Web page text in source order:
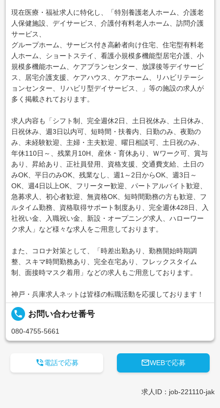
現在医療・福祉求人に特化し、「特別養護老人ホーム、介護老
人保健施設、デイサービス、介護付有料老人ホーム、訪問介護
サービス、
グループホーム、サービス付き高齢者向け住宅、住宅型有料老
人ホーム、ショートステイ、看護小規模多機能型居宅介護、小
規模多機能ホーム、ケアプランセンター、放課後等デイサービ
ス、居宅介護支援、ケアハウス、ケアホーム、リハビリテーシ
ョンセンター、リハビリ型デイサービス、」等の施設の求人が
多く掲載されております。
求人内容も「シフト制、完全週休2日、土日祝休み、土日休み、
日祝休み、週3日以内可、短時間・扶養内、日勤のみ、夜勤の
み、未経験歓迎、主婦・主夫歓迎、曜日相談可、土日祝のみ、
年休110日～、残業月10H、産休・育休あり、Ｗワーク可、賞与
あり、昇給あり、正社員登用、資格支援、交通費支給、土日の
みOK、平日のみOK、残業なし、週1～2日からOK、週3日～
OK、週4日以上OK、フリーター歓迎、パートアルバイト歓迎、
急募求人、初心者歓迎、無資格OK、短時間勤務の方も歓迎、フ
ルタイム勤務、資格取得サポート制度あり、完全週休428日、入
社祝い金、入職祝い金、新設・オープニング求人、ハローワー
ク求人」など様々な求人をご用意しております。
また、コロナ対策として、「時差出勤あり、勤務開始時期調
整、スキマ時間勤務あり、完全在宅あり、フレックスタイム
制、面接時マスク着用」などの求人もご用意しております。
神戸・兵庫求人ネットは皆様の転職活動を応援しております！
local_phone お問い合わせ番号
080-4755-5661
WEBで応募
電話で応募
求人ID：job-221110-jak